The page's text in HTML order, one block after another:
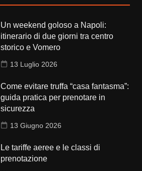
Un weekend goloso a Napoli:
itinerario di due giorni tra centro
storico e Vomero
13 Luglio 2026
Come evitare truffa “casa fantasma”:
guida pratica per prenotare in
sicurezza
13 Giugno 2026
Le tariffe aeree e le classi di
prenotazione